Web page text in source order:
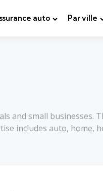
auto Par ville
and small businesses.
includes auto, home,